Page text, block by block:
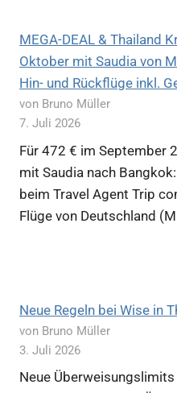
MEGA-DEAL & Thailand
Oktober mit Saudia von
Hin- und Rückflüge inkl.
von Bruno Müller
7. Juli 2026
Für 472 € im September
mit Saudia nach
beim Travel Agent Trip
Flüge von Deutschland
Neue Regeln bei Wise in
von Bruno Müller
3. Juli 2026
Neue